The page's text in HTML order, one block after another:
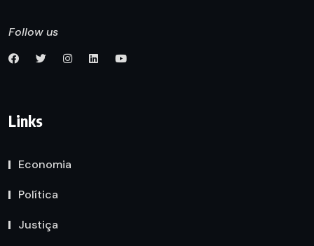
Follow us
Links
Economia
Política
Justiça